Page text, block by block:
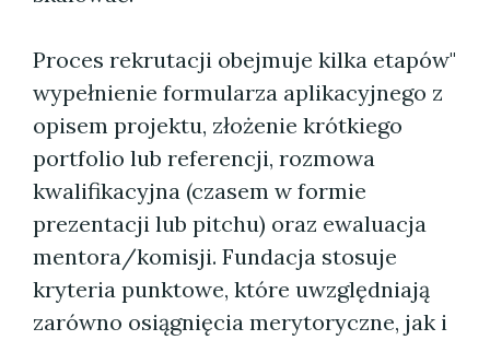
Proces rekrutacji obejmuje kilka etapów"
wypełnienie formularza aplikacyjnego z
opisem projektu, złożenie krótkiego
portfolio lub referencji, rozmowa
kwalifikacyjna (czasem w formie
prezentacji lub pitchu) oraz ewaluacja
mentora/komisji. Fundacja stosuje
kryteria punktowe, które uwzględniają
zarówno osiągnięcia merytoryczne, jak i